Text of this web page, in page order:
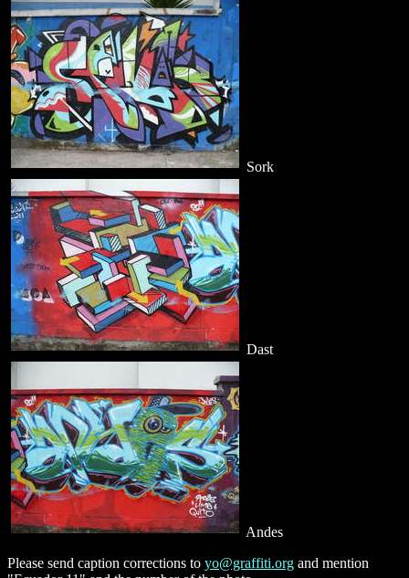
Sork
Dast
Andes
Please send caption corrections to yo@graffiti.org and mention